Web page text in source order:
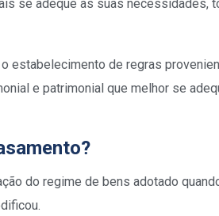
se adeque às suas necessidades,
estabelecimento de regras
e patrimonial que melhor se
do regime de bens adotado